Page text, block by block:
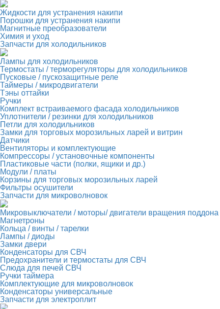
Жидкости для устранения накипи
Порошки для устранения накипи
Магнитные преобразователи
Химия и уход
Запчасти для холодильников
Лампы для холодильников
Термостаты / терморегуляторы для холодильников
Пусковые / пускозащитные реле
Таймеры / микродвигатели
Тэны оттайки
Ручки
Комплект встраиваемого фасада холодильников
Уплотнители / резинки для холодильников
Петли для холодильников
Замки для торговых морозильных ларей и витрин
Датчики
Вентиляторы и комплектующие
Компрессоры / установочные компоненты
Пластиковые части (полки, ящики и др.)
Модули / платы
Корзины для торговых морозильных ларей
Фильтры осушители
Запчасти для микроволновок
Микровыключатели / моторы/ двигатели вращения поддона
Магнетроны
Кольца / винты / тарелки
Лампы / диоды
Замки двери
Конденсаторы для СВЧ
Предохранители и термостаты для СВЧ
Слюда для печей СВЧ
Ручки таймера
Комплектующие для микроволновок
Конденсаторы универсальные
Запчасти для электроплит